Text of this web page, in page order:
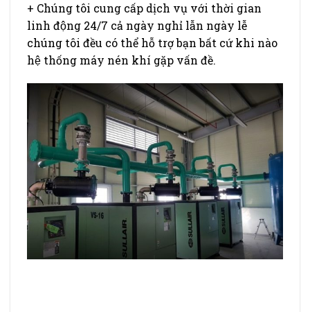
+ Chúng tôi cung cấp dịch vụ với thời gian
linh động 24/7 cả ngày nghỉ lẫn ngày lễ
chúng tôi đều có thể hỗ trợ bạn bất cứ khi nào
hệ thống máy nén khí gặp vấn đề.